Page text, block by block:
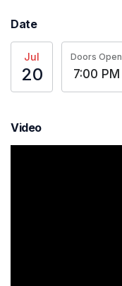
Date
Jul
20
Doors Open
7:00 PM
Video